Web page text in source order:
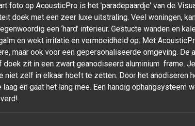
foto op AcousticPro is het 'paradepaardje' van de
doek met een zeer luxe uitstraling. Veel woningen,
een ‘hard’ interieur. Gestucte wanden en
en wekt irritatie en vermoeidheid op. Met
maar ook voor een gepersonaliseerde omgeving. De
doek zit in een zwart geanodiseerd aluminium frame.
niet zelf in elkaar hoeft te zetten. Door het anodiseren
en gaat het lang mee. Een handig ophangsysteem